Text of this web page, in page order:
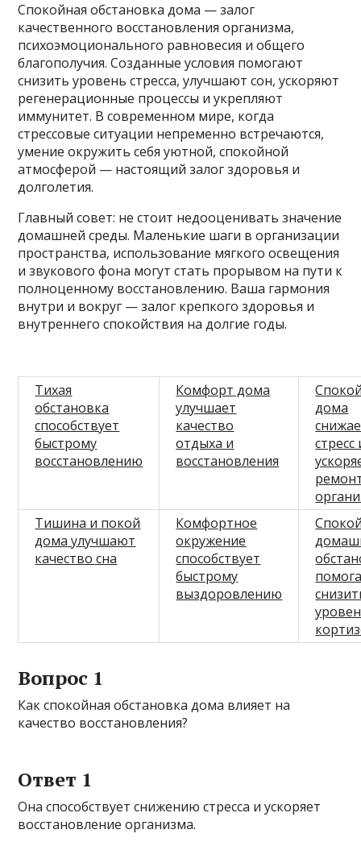
Спокойная обстановка дома — залог
качественного восстановления организма,
психоэмоционального равновесия и общего
благополучия. Созданные условия помогают
снизить уровень стресса, улучшают сон, ускоряют
регенерационные процессы и укрепляют
иммунитет. В современном мире, когда
стрессовые ситуации непременно встречаются,
умение окружить себя уютной, спокойной
атмосферой — настоящий залог здоровья и
долголетия.
Главный совет: не стоит недооценивать значение
домашней среды. Маленькие шаги в организации
пространства, использование мягкого освещения
и звукового фона могут стать прорывом на пути к
полноценному восстановлению. Ваша гармония
внутри и вокруг — залог крепкого здоровья и
внутреннего спокойствия на долгие годы.
Тихая
обстановка
способствует
быстрому
восстановлению
Комфорт дома
улучшает
качество
отдыха и
восстановления
дома
стресс
Тишина и покой
дома улучшают
качество сна
Комфортное
окружение
способствует
быстрому
выздоровлению
Вопрос 1
Как спокойная обстановка дома влияет на
качество восстановления?
Ответ 1
Она способствует снижению стресса и ускоряет
восстановление организма.